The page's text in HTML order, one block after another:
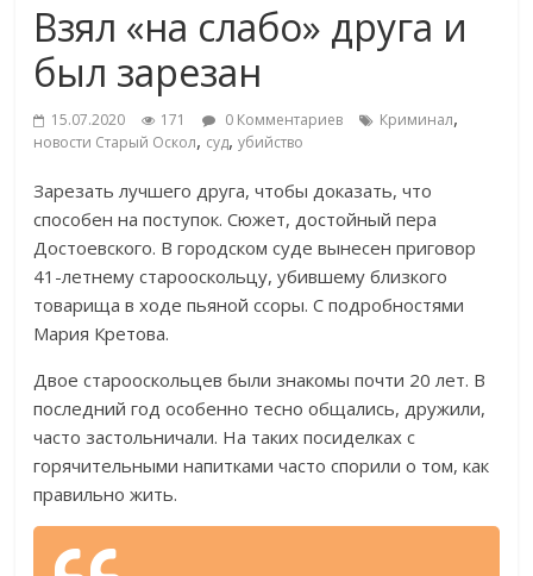
Взял «на слабо» друга и
был зарезан
15.07.2020 171 0 Комментариев Криминал,
новости Старый Оскол, суд,убийство
Зарезать лучшего друга, чтобы доказать, что
способен на поступок. Сюжет, достойный пера
Достоевского. В городском суде вынесен приговор
41-летнему старооскольцу, убившему близкого
товарища в ходе пьяной ссоры. С подробностями
Мария Кретова.
Двое старооскольцев были знакомы почти 20 лет. В
последний год особенно тесно общались, дружили,
часто застольничали. На таких посиделках с
горячительными напитками часто спорили о том, как
правильно жить.